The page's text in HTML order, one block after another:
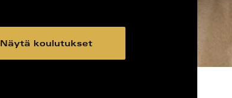
Näytä koulutukset